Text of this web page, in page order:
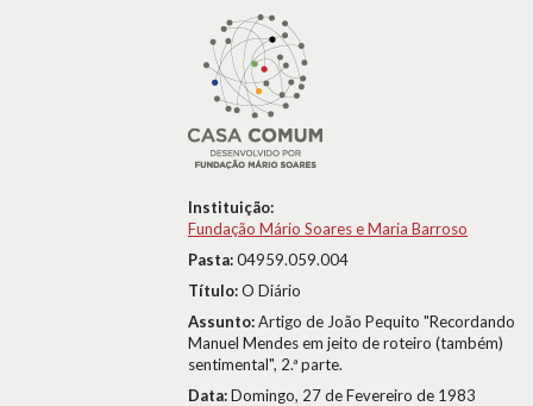
Instituição:
Fundação Mário Soares e Maria Barroso
Pasta:04959.059.004
Título:O Diário
Assunto:Artigo de João Pequito "Recordando
Manuel Mendes em jeito de roteiro (também)
sentimental", 2.ª parte.
Data:Domingo, 27 de Fevereiro de 1983